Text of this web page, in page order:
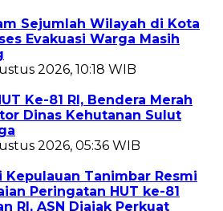
Sejumlah Wilayah di Kota
Evakuasi Warga Masih
2026, 10:18 WIB
Ke-81 RI, Bendera Merah
Dinas Kehutanan Sulut
2026, 05:36 WIB
Kepulauan Tanimbar Resmi
Peringatan HUT ke-81
RI, ASN Diajak Perkuat